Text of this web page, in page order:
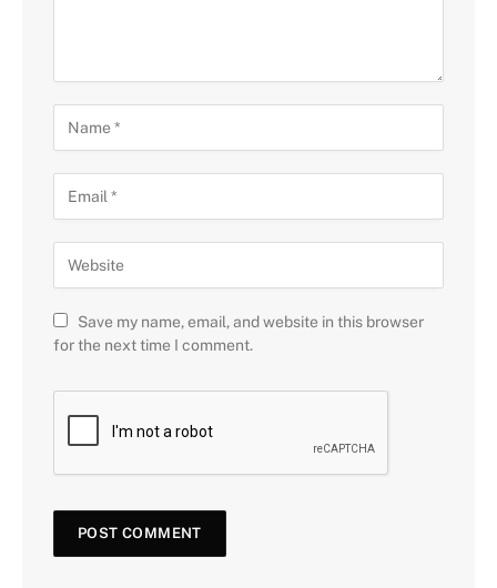
Save my name, email, and website in this browser
for the next time I comment.